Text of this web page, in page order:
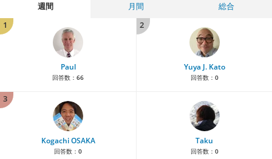
週間 月間
総合
1
Paul
回答数： 66
2
Yuya J. Kato
回答数： 0
3
Kogachi OSAKA
回答数： 0
Taku
回答数： 0